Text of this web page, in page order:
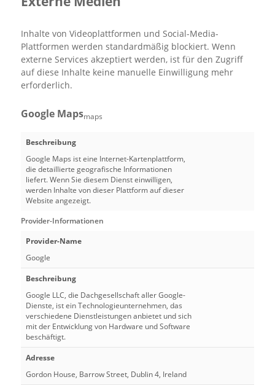
Inhalte von Videoplattformen und Social-Media-
Plattformen werden standardmäßig blockiert. Wenn
externe Services akzeptiert werden, ist für den Zugriff
auf diese Inhalte keine manuelle Einwilligung mehr
erforderlich.
Google Mapsmaps
Beschreibung
Google Maps ist eine Internet-Kartenplattform,
die detaillierte geografische Informationen
liefert. Wenn Sie diesem Dienst einwilligen,
werden Inhalte von dieser Plattform auf dieser
Website angezeigt.
Provider-Informationen
Provider-Name
Google
Beschreibung
Google LLC, die Dachgesellschaft aller Google-
Dienste, ist ein Technologieunternehmen, das
verschiedene Dienstleistungen anbietet und sich
mit der Entwicklung von Hardware und Software
beschäftigt.
Adresse
Gordon House, Barrow Street, Dublin 4, Ireland